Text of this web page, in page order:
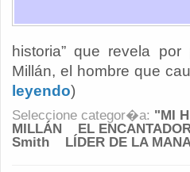
historia” que revela
Millán, el hombre que
leyendo)
Seleccione categor�a: "MI
MILLÁN
EL
Smith
LÍDER DE LA